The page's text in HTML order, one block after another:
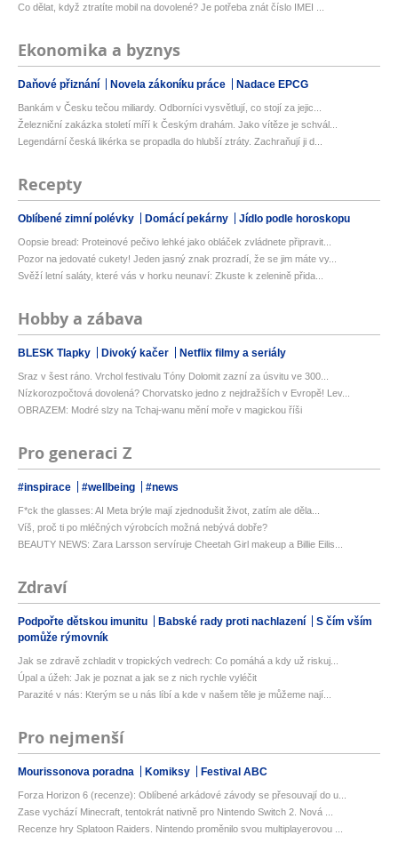
Co dělat, když ztratíte mobil na dovolené? Je potřeba znát číslo IMEI ...
Ekonomika a byznys
Daňové přiznání Novela zákoníku práce Nadace EPCG
Bankám v Česku tečou miliardy. Odborníci vysvětlují, co stojí za jejic...
Železniční zakázka století míří k Českým drahám. Jako vítěze je schvál...
Legendární česká likérka se propadla do hlubší ztráty. Zachraňují ji d...
Recepty
Oblíbené zimní polévky Domácí pekárny Jídlo podle horoskopu
Oopsie bread: Proteinové pečivo lehké jako obláček zvládnete připravit...
Pozor na jedovaté cukety! Jeden jasný znak prozradí, že se jim máte vy...
Svěží letní saláty, které vás v horku neunaví: Zkuste k zelenině přida...
Hobby a zábava
BLESK Tlapky Divoký kačer Netflix filmy a seriály
Sraz v šest ráno. Vrchol festivalu Tóny Dolomit zazní za úsvitu ve 300...
Nízkorozpočtová dovolená? Chorvatsko jedno z nejdražších v Evropě! Lev...
OBRAZEM: Modré slzy na Tchaj-wanu mění moře v magickou říši
Pro generaci Z
#inspirace #wellbeing #news
F*ck the glasses: AI Meta brýle mají zjednodušit život, zatím ale děla...
Víš, proč ti po mléčných výrobcích možná nebývá dobře?
BEAUTY NEWS: Zara Larsson servíruje Cheetah Girl makeup a Billie Eilis...
Zdraví
Podpořte dětskou imunitu Babské rady proti nachlazení
S čím vším
pomůže rýmovník
Jak se zdravě zchladit v tropických vedrech: Co pomáhá a kdy už riskuj...
Úpal a úžeh: Jak je poznat a jak se z nich rychle vyléčit
Parazité v nás: Kterým se u nás líbí a kde v našem těle je můžeme nají...
Pro nejmenší
Mourissonova poradna Komiksy Festival ABC
Forza Horizon 6 (recenze): Oblíbené arkádové závody se přesouvají do u...
Zase vychází Minecraft, tentokrát nativně pro Nintendo Switch 2. Nová ...
Recenze hry Splatoon Raiders. Nintendo proměnilo svou multiplayerovou ...